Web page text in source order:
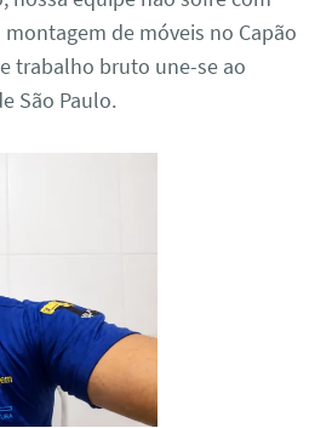
de móveis no Capão
trabalho bruto une-se ao
São Paulo.